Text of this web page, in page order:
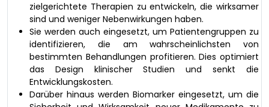
zielgerichtete Therapien zu entwickeln, die wirksamer
sind und weniger Nebenwirkungen haben.
Sie werden auch eingesetzt, um Patientengruppen zu
identifizieren, die am wahrscheinlichsten von
bestimmten Behandlungen profitieren. Dies optimiert
das Design klinischer Studien und senkt die
Entwicklungskosten.
Darüber hinaus werden Biomarker eingesetzt, um die